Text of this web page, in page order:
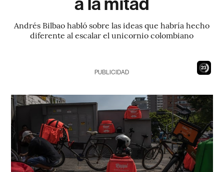
Andrés Bilbao habló sobre las ideas que habría hecho
diferente al escalar el unicornio colombiano
22
PUBLICIDAD